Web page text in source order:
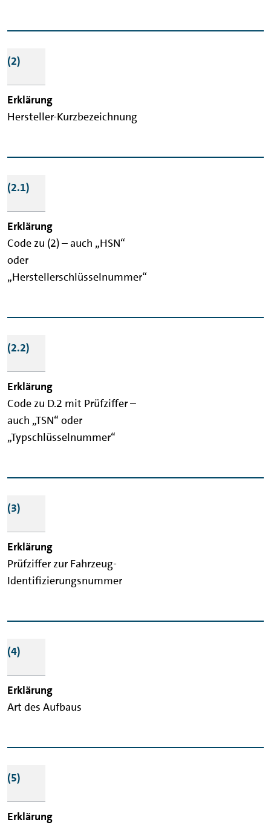
(2)
Hersteller-Kurzbezeichnung
(2.1)
Code zu (2) – auch „HSN“
oder
„Herstellerschlüsselnummer“
(2.2)
Code zu D.2 mit Prüfziffer –
auch „TSN“ oder
„Typschlüsselnummer“
(3)
Prüfziffer zur Fahrzeug-
Identifizierungsnummer
(4)
Art des Aufbaus
(5)